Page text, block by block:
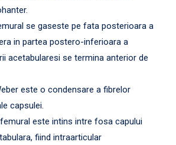
se gaseste pe fata posterioara a
in partea postero-inferioara a
acetabularesi se termina anterior de
este o condensare a fibrelor
capsulei.
este intins intre fosa capului
fiind intraarticular